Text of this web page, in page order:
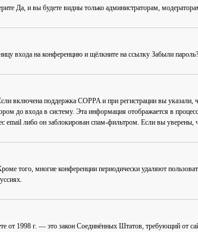
Да, и вы будете видны только администраторам,
входа на конференцию и щёлкните на ссылку Забыли пароль?
включена поддержка COPPA и при регистрации вы
до входа в систему. Эта информация отображается в
либо он заблокирован спам-фильтром. Если вы уверены,
того, многие конференции периодически удаляют
от 1998 г. — это закон Соединённых Штатов, требующий от